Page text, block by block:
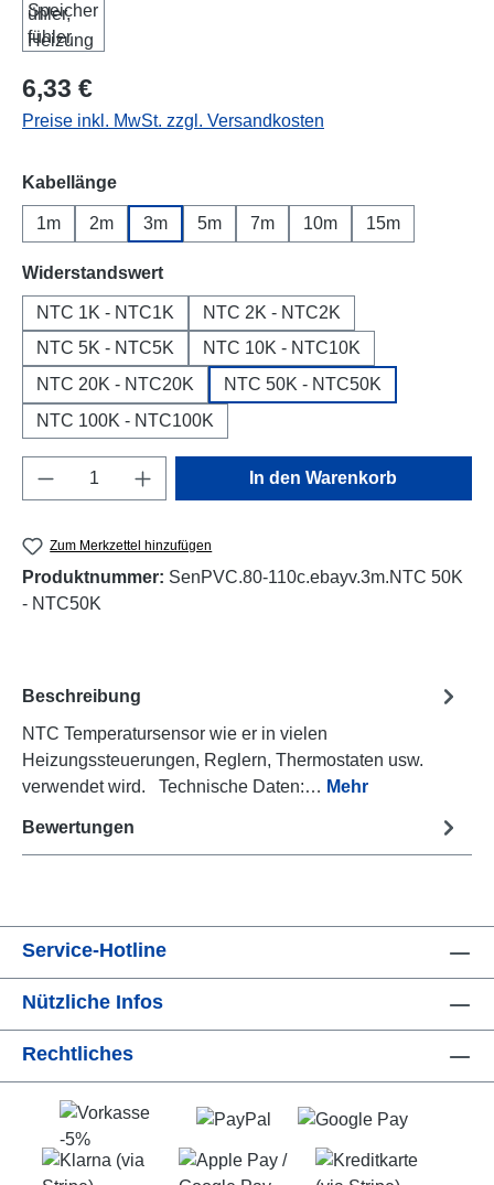
Regulärer Preis:
6,33 €
Preise inkl. MwSt. zzgl. Versandkosten
Kabellängeauswählen
1m 2m 3m 5m 7m 10m 15m
Widerstandswertauswählen
NTC 1K - NTC1K
NTC 2K - NTC2K
NTC 5K - NTC5K
NTC 10K - NTC10K
NTC 20K - NTC20K
NTC 50K - NTC50K
NTC 100K - NTC100K
Produkt Anzahl: Gib den gewünschten
In den Warenkorb
Zum Merkzettel hinzufügen
Produktnummer: SenPVC.80-110c.ebayv.3m.NTC 50K
- NTC50K
Beschreibung
NTC Temperatursensor wie er in vielen
Heizungssteuerungen, Reglern, Thermostaten usw.
verwendet wird. Technische Daten:… Mehr
Bewertungen
Service-Hotline
Nützliche Infos
Rechtliches